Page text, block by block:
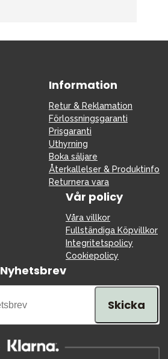
Information
Retur & Reklamation
Förlossningsgaranti
Prisgaranti
Uthyrning
Boka säljare
Återkallelser & Produktinfo
Returnera vara
Vår policy
Våra villkor
Fullständiga Köpvillkor
Integritetspolicy
Cookiepolicy
Nyhetsbrev
Skicka